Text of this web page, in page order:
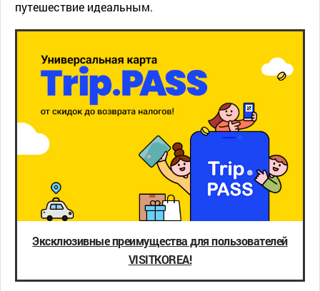
путешествие идеальным.
Эксклюзивные преимущества для пользователей
VISITKOREA!